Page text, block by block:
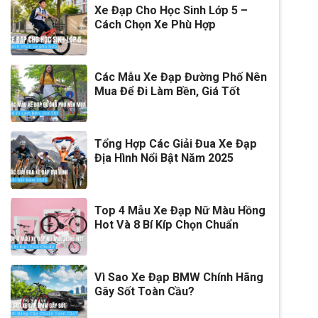
Tăng tốc trước (Gạt
đĩa)
Shimano Claris
Đùi đĩa
Hợp kim nhôm, Cốt vuông,
Dĩa 2 tầng
Líp Líp thả shimano 8s
Sên (xích)
Kích thước 700c
Yên
Cọc/cốt yên Hợp kim nhôm
Xe Đạp Cho Học Sinh Lớp 5 –
Cách Chọn Xe Phù Hợp
Các Mẫu Xe Đạp Đường Phố Nên
Mua Để Đi Làm Bền, Giá Tốt
Tổng Hợp Các Giải Đua Xe Đạp
Địa Hình Nổi Bật Năm 2025
Top 4 Mẫu Xe Đạp Nữ Màu Hồng
Hot Và 8 Bí Kíp Chọn Chuẩn
Vì Sao Xe Đạp BMW Chính Hãng
Gây Sốt Toàn Cầu?